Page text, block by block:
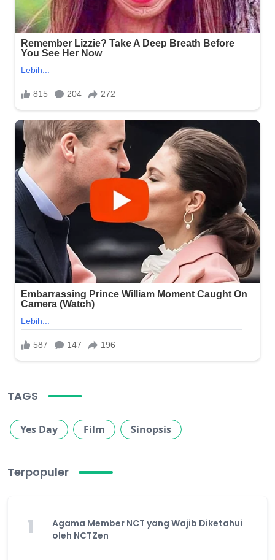
TAGS
Yes Day Film Sinopsis
Terpopuler
1
Agama Member NCT yang Wajib Diketahui
oleh NCTZen